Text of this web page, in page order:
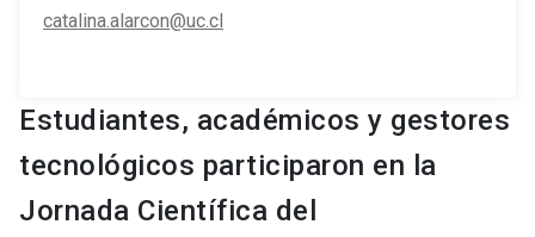
catalina.alarcon@uc.cl
Estudiantes, académicos y gestores
tecnológicos participaron en la
Jornada Científica del